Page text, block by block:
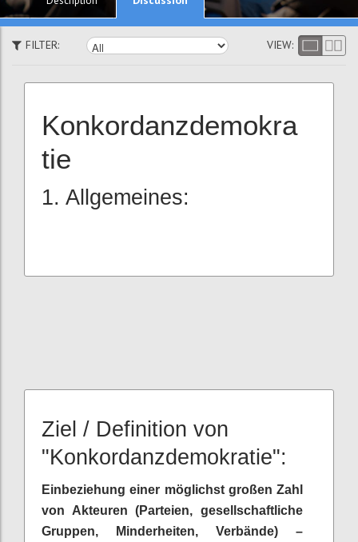
FILTER: VIEW:
Konkordanzdemokra
tie
1. Allgemeines:
Ziel / Definition von
"Konkordanzdemokratie":
Einbeziehung einer möglichst großen Zahl
von Akteuren (Parteien, gesellschaftliche
Gruppen, Minderheiten, Verbände) –